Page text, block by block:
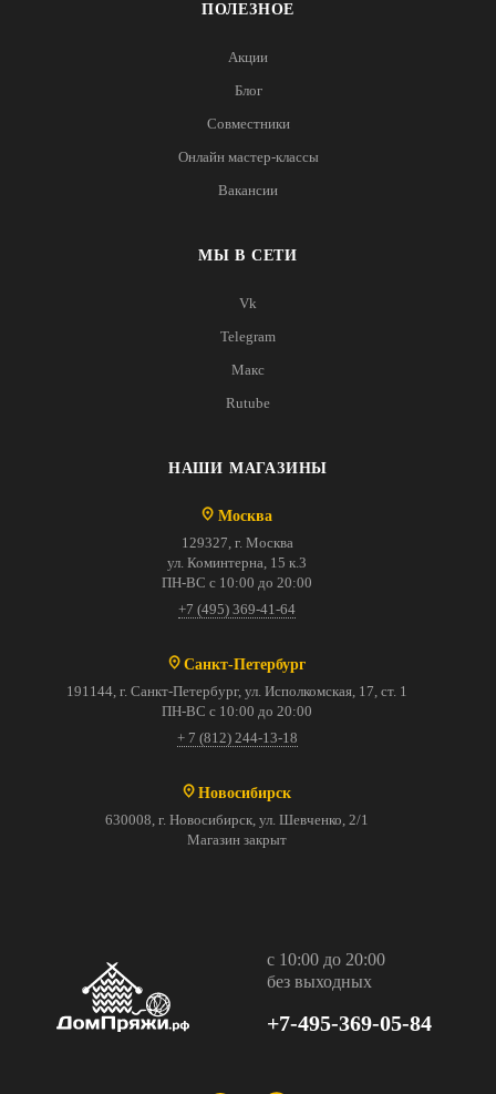
ПОЛЕЗНОЕ
Акции
Блог
Совместники
Онлайн мастер-классы
Вакансии
МЫ В СЕТИ
Vk
Telegram
Макс
Rutube
НАШИ МАГАЗИНЫ
Москва
129327, г. Москва
ул. Коминтерна, 15 к.3
ПН-ВС с 10:00 до 20:00
+7 (495) 369-41-64
Санкт-Петербург
191144, г. Санкт-Петербург, ул. Исполкомская, 17, ст. 1
ПН-ВС с 10:00 до 20:00
+ 7 (812) 244-13-18
Новосибирск
630008, г. Новосибирск, ул. Шевченко, 2/1
Магазин закрыт
с 10:00 до 20:00
без выходных
+7-495-369-05-84